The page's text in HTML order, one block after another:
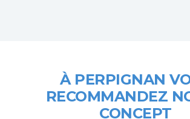
À PERPIGNAN
RECOMMANDEZ
CONCEPT